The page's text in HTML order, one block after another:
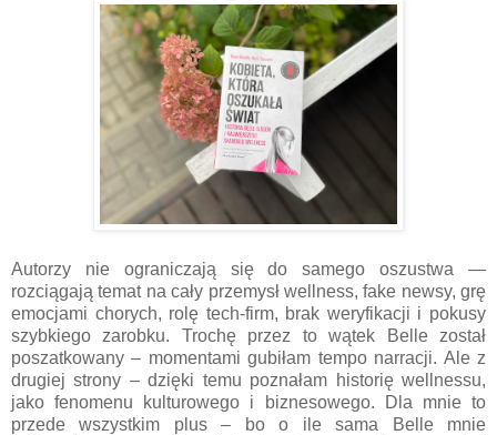
Autorzy nie ograniczają się do samego oszustwa —
rozciągają temat na cały przemysł wellness, fake newsy, grę
emocjami chorych, rolę tech-firm, brak weryfikacji i pokusy
szybkiego zarobku. Trochę przez to wątek Belle został
poszatkowany – momentami gubiłam tempo narracji. Ale z
drugiej strony – dzięki temu poznałam historię wellnessu,
jako fenomenu kulturowego i biznesowego. Dla mnie to
przede wszystkim plus – bo o ile sama Belle mnie